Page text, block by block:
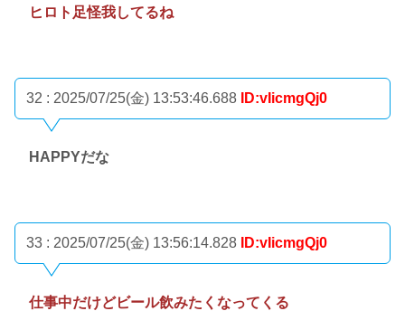
ヒロト足怪我してるね
32 : 2025/07/25(金) 13:53:46.688 ID:vIicmgQj0
HAPPYだな
33 : 2025/07/25(金) 13:56:14.828 ID:vIicmgQj0
仕事中だけどビール飲みたくなってくる